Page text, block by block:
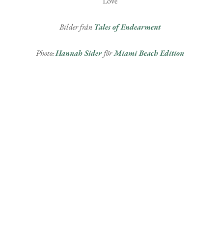
Bilder från Tales of Endearment
Photo:Hannah Sider förMiami Beach Edition